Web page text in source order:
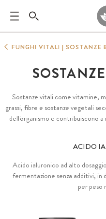
FUNGHI VITALI | SOSTANZE
Sostanze vitali come vitamine,
grassi, fibre e sostanze vegetali
dell'organismo e contribuiscono
dell'organismo, come l'acido
fornite all'organismo
ACIDO
Acido ialuronico ad alto
fermentazione senza additivi, in
per peso